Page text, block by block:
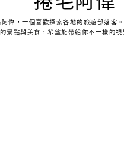
偉，一個喜歡探索各地的旅遊部落客
景點與美食，希望能帶給你不一樣的視